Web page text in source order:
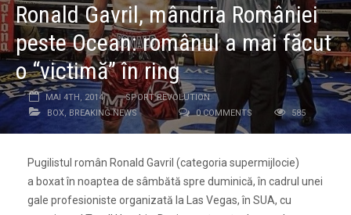
Ronald Gavril, mândria României
peste Ocean: românul a mai făcut
o “victimă” în ring
MAI 4TH, 2014
SPORT REVOLUTION
BOX, BREAKING NEWS 0 COMMENTS 585
Pugilistul român Ronald Gavril (categoria supermijlocie)
a boxat în noaptea de sâmbătă spre duminică, în cadrul unei
gale profesioniste organizată la Las Vegas, în SUA, cu